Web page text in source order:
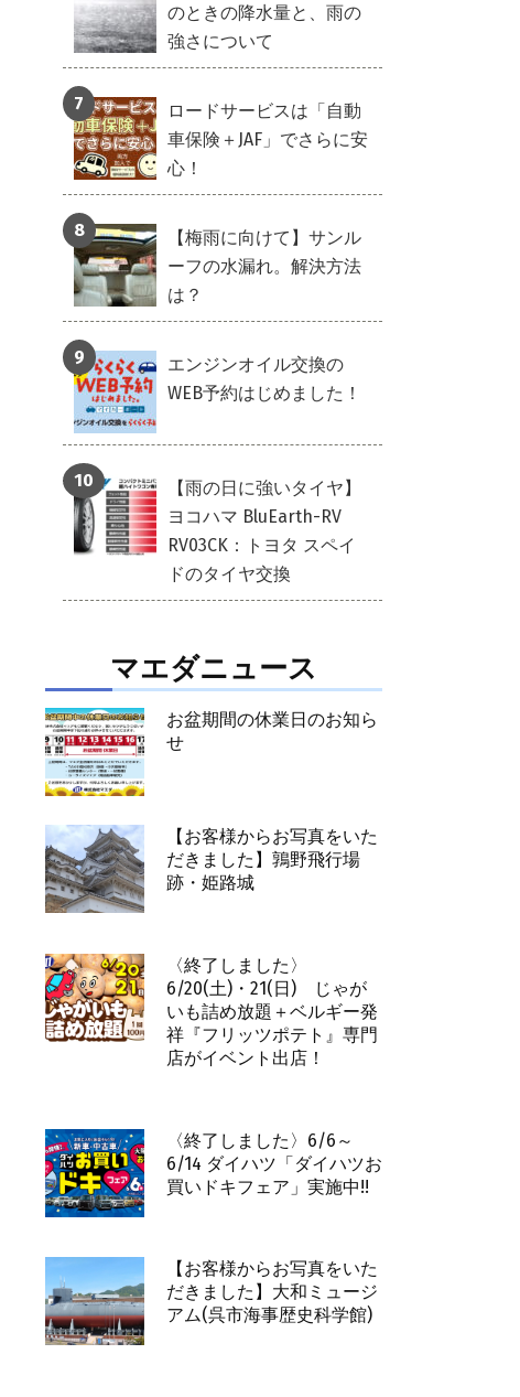
のときの降水量と、雨の
強さについて
ロードサービスは「自動
車保険＋JAF」でさらに安
心！
【梅雨に向けて】サンル
ーフの水漏れ。解決方法
は？
エンジンオイル交換の
WEB予約はじめました！
【雨の日に強いタイヤ】
ヨコハマ BluEarth-RV
RV03CK：トヨタ スペイ
ドのタイヤ交換
マエダニュース
お盆期間の休業日のお知ら
せ
【お客様からお写真をいた
だきました】鶉野飛行場
跡・姫路城
〈終了しました〉
6/20(土)・21(日) じゃが
いも詰め放題＋ベルギー発
祥『フリッツポテト』専門
店がイベント出店！
〈終了しました〉6/6～
6/14 ダイハツ「ダイハツお
買いドキフェア」実施中!!
【お客様からお写真をいた
だきました】大和ミュージ
アム(呉市海事歴史科学館)